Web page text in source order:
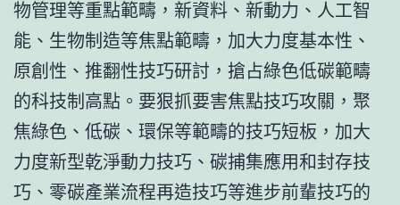
物管理等重點範疇，新資料、新動力、人工智
能、生物制造等焦點範疇，加大力度基本性、
原創性、推翻性技巧研討，搶占綠色低碳範疇
的科技制高點。要狠抓要害焦點技巧攻關，聚
焦綠色、低碳、環保等範疇的技巧短板，加大
力度新型乾淨動力技巧、碳捕集應用和封存技
巧、零碳產業流程再造技巧等進步前輩技巧的